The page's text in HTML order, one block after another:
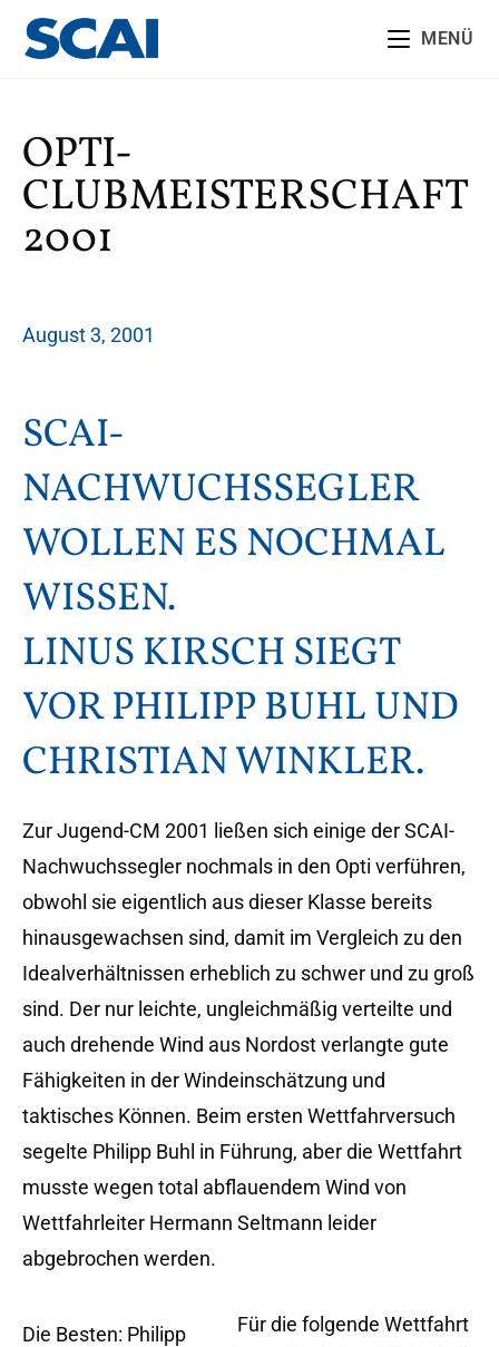
MENÜ
OPTI-
CLUBMEISTERSCHAFT
2001
August 3, 2001
SCAI-
NACHWUCHSSEGLER
WOLLEN ES NOCHMAL
WISSEN.
LINUS KIRSCH SIEGT
VOR PHILIPP BUHL UND
CHRISTIAN WINKLER.
Zur Jugend-CM 2001 ließen sich einige der SCAI-
Nachwuchssegler nochmals in den Opti verführen,
obwohl sie eigentlich aus dieser Klasse bereits
hinausgewachsen sind, damit im Vergleich zu den
Idealverhältnissen erheblich zu schwer und zu groß
sind. Der nur leichte, ungleichmäßig verteilte und
auch drehende Wind aus Nordost verlangte gute
Fähigkeiten in der Windeinschätzung und
taktisches Können. Beim ersten Wettfahrversuch
segelte Philipp Buhl in Führung, aber die Wettfahrt
musste wegen total abflauendem Wind von
Wettfahrleiter Hermann Seltmann leider
abgebrochen werden.
Die Besten: Philipp
Für die folgende Wettfahrt